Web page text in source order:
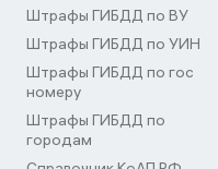
Штрафы ГИБДД по ВУ
Штрафы ГИБДД по УИН
Штрафы ГИБДД по гос
номеру
Штрафы ГИБДД по
городам